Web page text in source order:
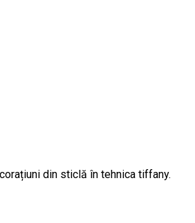
din sticlă în tehnica tiffany.